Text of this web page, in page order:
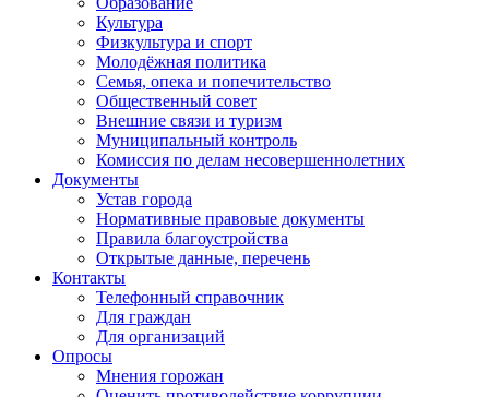
Культура
Физкультура и спорт
Молодёжная политика
Семья, опека и попечительство
Общественный совет
Внешние связи и туризм
Муниципальный контроль
Комиссия по делам несовершеннолетних
Документы
Устав города
Нормативные правовые документы
Правила благоустройства
Открытые данные, перечень
Контакты
Телефонный справочник
Для граждан
Для организаций
Опросы
Мнения горожан